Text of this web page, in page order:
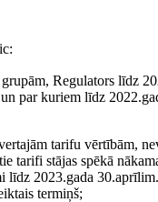
Regulators līdz
par kuriem līdz
tarifu vērtībām,
tarifi stājas spēkā
2023.gada
termiņš;